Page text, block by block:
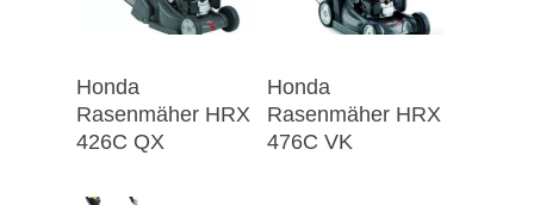
Honda
Rasenmäher HRX
426C QX
Honda
Rasenmäher HRX
476C VK